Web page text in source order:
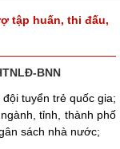
tập huấn, thi đấu,
BNN
tuyển trẻ quốc gia;
tỉnh, thành phố
sách nhà nước;